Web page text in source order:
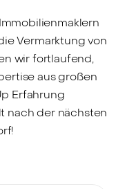
Vermarktung von
wir fortlaufend,
aus großen
Erfahrung
nach der nächsten